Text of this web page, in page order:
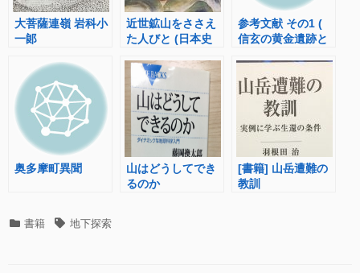
大菩薩連嶺 岩科小
一郞
近世鉱山をささえ
た人びと (日本史
参考文献 その1 (
信玄の黄金遺跡と
奥多摩町異聞
山はどうしてでき
るのか
[書籍] 山岳遭難の
教訓
カ 書籍
タ 地下探索